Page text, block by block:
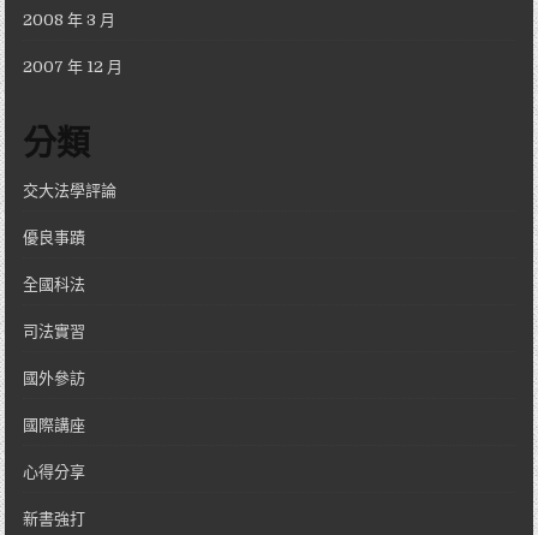
2008 年 3 月
2007 年 12 月
分類
交大法學評論
優良事蹟
全國科法
司法實習
國外參訪
國際講座
心得分享
新書強打